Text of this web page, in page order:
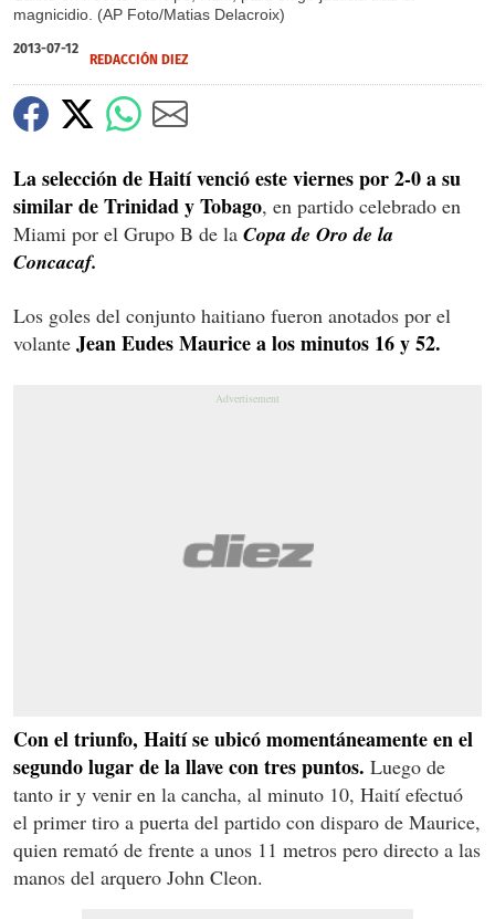
magnicidio. (AP Foto/Matias Delacroix)
2013-07-12
REDACCIÓN DIEZ
La selección de Haití venció este viernes por 2-0 a su
similar de Trinidad y Tobago, en partido celebrado en
Miami por el Grupo B de la Copa de Oro de la
Concacaf.
Los goles del conjunto haitiano fueron anotados por el
volante Jean Eudes Maurice a los minutos 16 y 52.
Con el triunfo, Haití se ubicó momentáneamente en el
segundo lugar de la llave con tres puntos. Luego de
tanto ir y venir en la cancha, al minuto 10, Haití efectuó
el primer tiro a puerta del partido con disparo de Maurice,
quien remató de frente a unos 11 metros pero directo a las
manos del arquero John Cleon.